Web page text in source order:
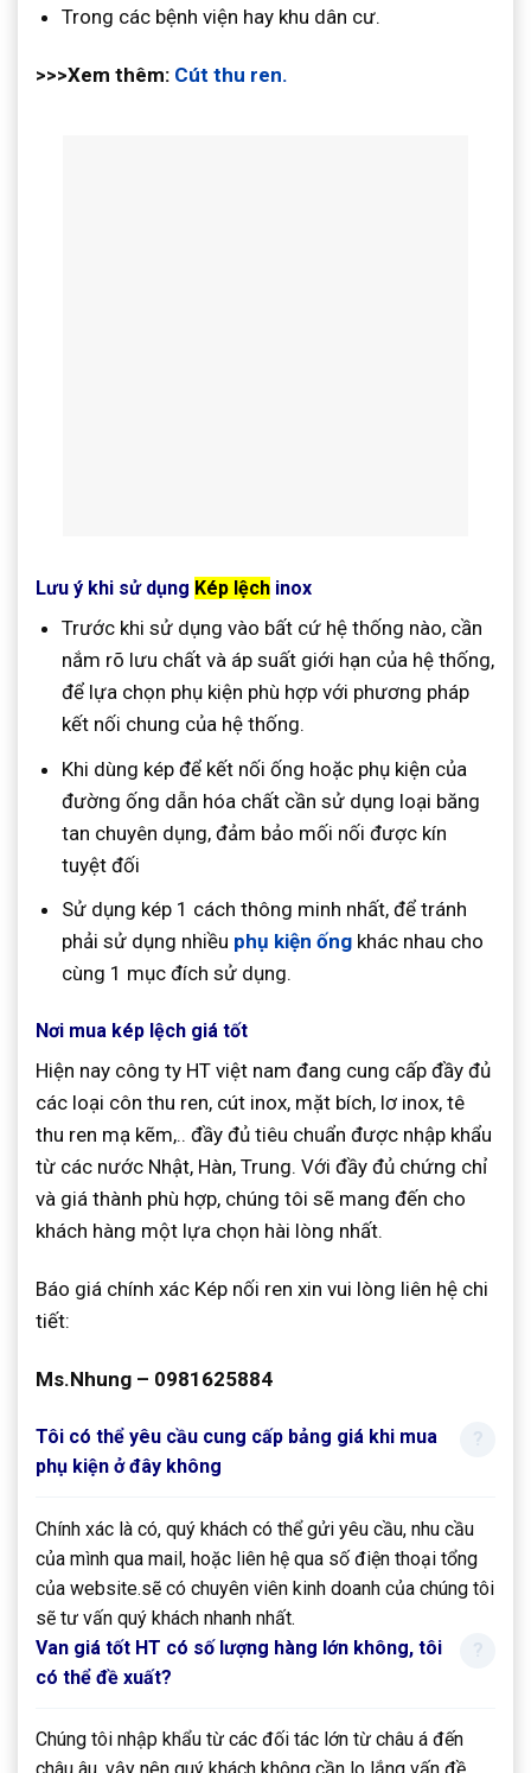
Trong các bệnh viện hay khu dân cư.
>>>Xem thêm: Cút thu ren.
Lưu ý khi sử dụng Kép lệch inox
Trước khi sử dụng vào bất cứ hệ thống nào, cần
nắm rõ lưu chất và áp suất giới hạn của hệ thống,
để lựa chọn phụ kiện phù hợp với phương pháp
kết nối chung của hệ thống.
Khi dùng kép để kết nối ống hoặc phụ kiện của
đường ống dẫn hóa chất cần sử dụng loại băng
tan chuyên dụng, đảm bảo mối nối được kín
tuyệt đối
Sử dụng kép 1 cách thông minh nhất, để tránh
phải sử dụng nhiều phụ kiện ống khác nhau cho
cùng 1 mục đích sử dụng.
Nơi mua kép lệch giá tốt
Hiện nay công ty HT việt nam đang cung cấp đầy đủ
các loại côn thu ren, cút inox, mặt bích, lơ inox, tê
thu ren mạ kẽm,.. đầy đủ tiêu chuẩn được nhập khẩu
từ các nước Nhật, Hàn, Trung. Với đầy đủ chứng chỉ
và giá thành phù hợp, chúng tôi sẽ mang đến cho
khách hàng một lựa chọn hài lòng nhất.
Báo giá chính xác Kép nối ren xin vui lòng liên hệ chi
tiết:
Ms.Nhung – 0981625884
Tôi có thể yêu cầu cung cấp bảng giá khi mua
phụ kiện ở đây không
Chính xác là có, quý khách có thể gửi yêu cầu, nhu cầu
của mình qua mail, hoặc liên hệ qua số điện thoại tổng
của website.sẽ có chuyên viên kinh doanh của chúng tôi
sẽ tư vấn quý khách nhanh nhất.
Van giá tốt HT có số lượng hàng lớn không, tôi
có thể đề xuất?
Chúng tôi nhập khẩu từ các đối tác lớn từ châu á đến